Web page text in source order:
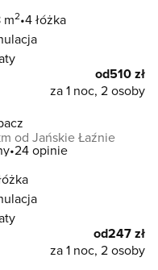
m2 4 łóżka
od510 zł
za 1 noc, 2 osoby
od Jańskie Łaźnie
24 opinie
od247 zł
za 1 noc, 2 osoby